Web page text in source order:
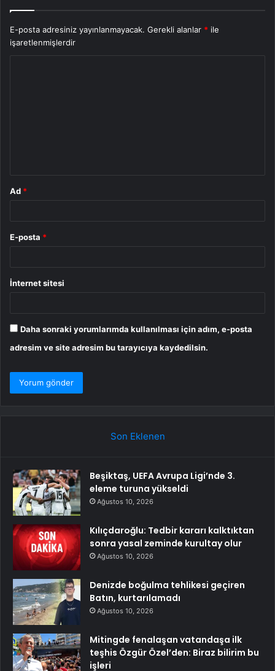
E-posta adresiniz yayınlanmayacak. Gerekli alanlar * ile
işaretlenmişlerdir
Ad *
E-posta *
İnternet sitesi
Daha sonraki yorumlarımda kullanılması için adım, e-posta
adresim ve site adresim bu tarayıcıya kaydedilsin.
Son Eklenen
Beşiktaş, UEFA Avrupa Ligi’nde 3.
eleme turuna yükseldi
Ağustos 10, 2026
Kılıçdaroğlu: Tedbir kararı kalktıktan
sonra yasal zeminde kurultay olur
Ağustos 10, 2026
Denizde boğulma tehlikesi geçiren
Batın, kurtarılamadı
Ağustos 10, 2026
Mitingde fenalaşan vatandaşa ilk
teşhis Özgür Özel’den: Biraz bilirim bu
işleri